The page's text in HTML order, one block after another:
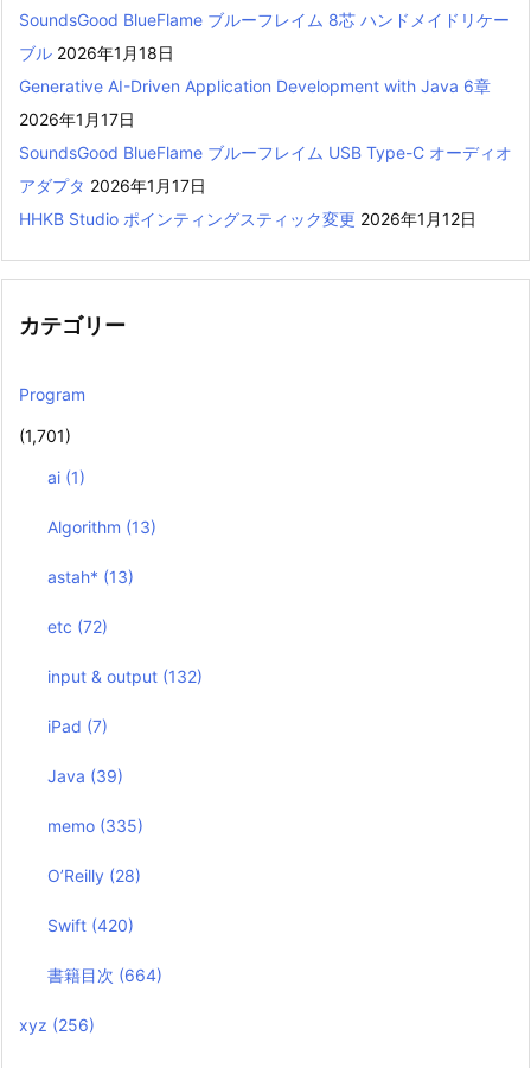
SoundsGood BlueFlame ブルーフレイム 8芯 ハンドメイドリケー
ブル 2026年1月18日
Generative AI-Driven Application Development with Java 6章
2026年1月17日
SoundsGood BlueFlame ブルーフレイム USB Type-C オーディオ
アダプタ 2026年1月17日
HHKB Studio ポインティングスティック変更 2026年1月12日
カテゴリー
Program
(1,701)
ai (1)
Algorithm (13)
astah* (13)
etc (72)
input & output (132)
iPad (7)
Java (39)
memo (335)
O’Reilly (28)
Swift (420)
書籍目次 (664)
xyz (256)